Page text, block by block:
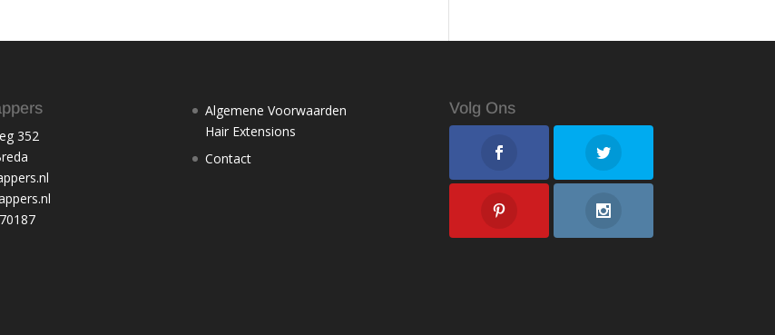
352
Algemene Voorwaarden
Hair Extensions
Contact
Volg Ons